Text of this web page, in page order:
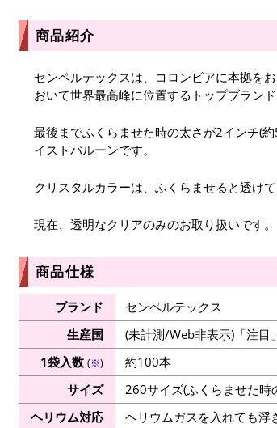
商品紹介
センペルテックスは、コロンビアに本拠を
おいて世界最高峰に位置するトップブランド
最後までふくらませた時の太さが2インチ(
イストバルーンです。
クリスタルカラーは、ふくらませると透け
現在、透明なクリアのみのお取り扱いです。
商品仕様
ブランド
センペルテックス
生産国
(未計測/Web非表示)「注目
1袋入数 (※)
約100本
サイズ
260サイズ(ふくらませた
ヘリウム対応
ヘリウムガスを入れても浮